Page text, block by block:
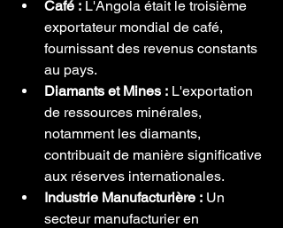
Café : L'Angola était le troisième
exportateur mondial de café,
fournissant des revenus constants
au pays.
Diamants et Mines : L'exportation
de ressources minérales,
notamment les diamants,
contribuait de manière significative
aux réserves internationales.
Industrie Manufacturière : Un
secteur manufacturier en